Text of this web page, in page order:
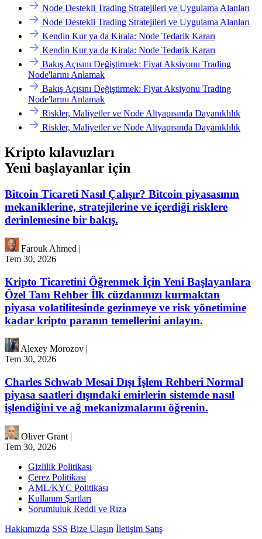
Node Destekli Trading Stratejileri ve Uygulama Alanları
Node Destekli Trading Stratejileri ve Uygulama Alanları
Kendin Kur ya da Kirala: Node Tedarik Kararı
Kendin Kur ya da Kirala: Node Tedarik Kararı
Bakış Açısını Değiştirmek: Fiyat Aksiyonu Trading
Node'larını Anlamak
Bakış Açısını Değiştirmek: Fiyat Aksiyonu Trading
Node'larını Anlamak
Riskler, Maliyetler ve Node Altyapısında Dayanıklılık
Riskler, Maliyetler ve Node Altyapısında Dayanıklılık
Kripto kılavuzları
Yeni başlayanlar için
Bitcoin Ticareti Nasıl Çalışır? Bitcoin piyasasının
mekaniklerine, stratejilerine ve içerdiği risklere
derinlemesine bir bakış.
Farouk Ahmed |
Tem 30, 2026
Kripto Ticaretini Öğrenmek İçin Yeni Başlayanlara
Özel Tam Rehber İlk cüzdanınızı kurmaktan
piyasa volatilitesinde gezinmeye ve risk yönetimine
kadar kripto paranın temellerini anlayın.
Alexey Morozov |
Tem 30, 2026
Charles Schwab Mesai Dışı İşlem Rehberi Normal
piyasa saatleri dışındaki emirlerin sistemde nasıl
işlendiğini ve ağ mekanizmalarını öğrenin.
Oliver Grant |
Tem 30, 2026
Gizlilik Politikası
Çerez Politikası
AML/KYC Politikası
Kullanım Şartları
Sorumluluk Reddi ve Rıza
Hakkımızda SSS Bize Ulaşın İletişim Satış